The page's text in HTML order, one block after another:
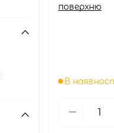
поверхню
В